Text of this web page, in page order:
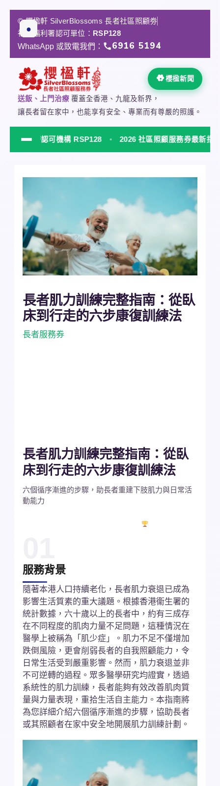
© 櫻楹軒 SilverBlossoms 長者社區照顧劵
社會福利署認可單位： RSP128
WhatsApp 或致電我們：
6916 5194
櫻楹新聞
送飯、上門治療 覆蓋全香港、九龍及新界，
讓長者留在家中，也能享有安全、專業而有尊嚴的照護。
署認可機構 RSP128 2026 社區照顧服務券最新指南 NEW
長者肌力訓練完整指南：從臥
床到行走的六步康復訓練法
長者服務券
長者肌力訓練完整指南：從臥
床到行走的六步康復訓練法
六個循序漸進的步驟，助長者重建下肢肌力與日常活
動能力
服務背景
隨著本港人口持續老化，長者肌力衰退已成為
影響生活質素的重大議題。根據香港衞生署的
統計數據，六十歲以上的長者中，約有三成存
在不同程度的肌肉力量不足問題，這種情況在
醫學上被稱為「肌少症」。肌力不足不僅增加
跌倒風險，更會削弱長者的自我照顧能力，令
日常生活受到嚴重影響。然而，肌力衰退並非
不可逆轉的過程。眾多醫學研究均證實，透過
系統性的肌力訓練，長者能夠有效改善肌肉質
量與力量表現，重拾生活自主能力。本指南將
為您詳細介紹六個循序漸進的步驟，協助長者
或其照顧者在家中安全地開展肌力訓練計劃。
★
✓
➤
●